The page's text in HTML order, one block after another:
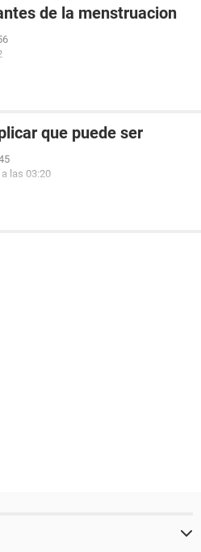
de la menstruacion
que puede ser
las 03:20